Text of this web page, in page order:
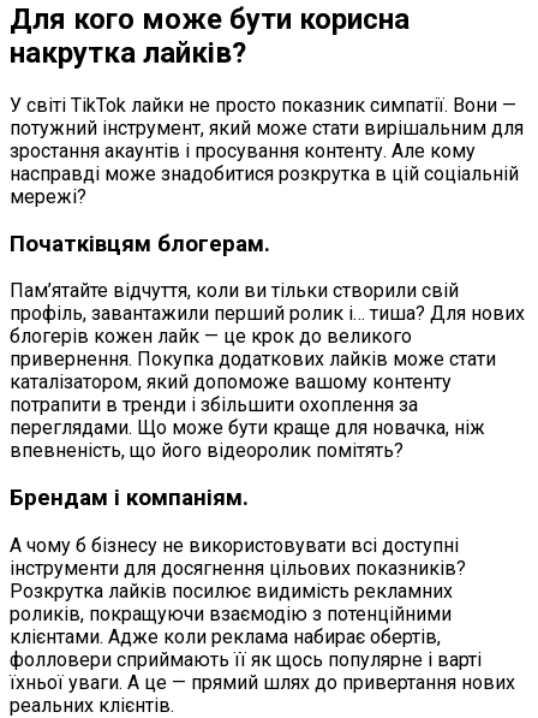
Для кого може бути корисна
накрутка лайків?
У світі TikTok лайки не просто показник симпатії. Вони —
потужний інструмент, який може стати вирішальним для
зростання акаунтів і просування контенту. Але кому
насправді може знадобитися розкрутка в цій соціальній
мережі?
Початківцям блогерам.
Пам’ятайте відчуття, коли ви тільки створили свій
профіль, завантажили перший ролик і… тиша? Для нових
блогерів кожен лайк — це крок до великого
привернення. Покупка додаткових лайків може стати
каталізатором, який допоможе вашому контенту
потрапити в тренди і збільшити охоплення за
переглядами. Що може бути краще для новачка, ніж
впевненість, що його відеоролик помітять?
Брендам і компаніям.
А чому б бізнесу не використовувати всі доступні
інструменти для досягнення цільових показників?
Розкрутка лайків посилює видимість рекламних
роликів, покращуючи взаємодію з потенційними
клієнтами. Адже коли реклама набирає обертів,
фолловери сприймають її як щось популярне і варті
їхньої уваги. А це — прямий шлях до привертання нових
реальних клієнтів.